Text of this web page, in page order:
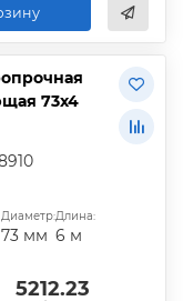
73х4
Диаметр:
73 мм
Длина:
6 м
5212.23